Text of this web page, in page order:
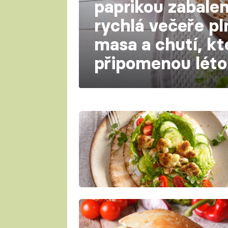
paprikou
rychlá večeře
masa a chutí,
připomenou léto